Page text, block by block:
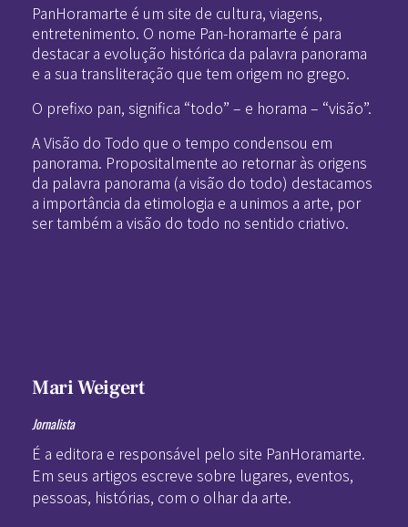
PanHoramarte é um site de cultura, viagens,
entretenimento. O nome Pan-horamarte é para
destacar a evolução histórica da palavra panorama
e a sua transliteração que tem origem no grego.
O prefixo pan, significa “todo” – e horama – “visão”.
A Visão do Todo que o tempo condensou em
panorama. Propositalmente ao retornar às origens
da palavra panorama (a visão do todo) destacamos
a importância da etimologia e a unimos a arte, por
ser também a visão do todo no sentido criativo.
Mari Weigert
Jornalista
É a editora e responsável pelo site PanHoramarte.
Em seus artigos escreve sobre lugares, eventos,
pessoas, histórias, com o olhar da arte.